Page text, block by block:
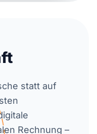
statt auf
Rechnung –